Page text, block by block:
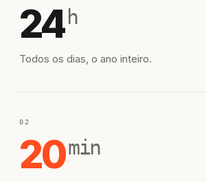
24 h
Todos os dias, o ano inteiro.
02
20min